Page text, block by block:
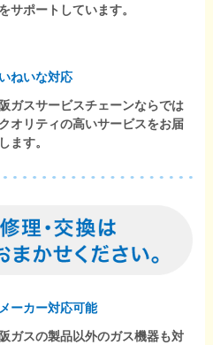
サポートしています。
ねいな対応
ガスサービスチェーンならでは
オリティの高いサービスをお届
ます。
ーカー対応可能
ガスの製品以外のガス機器も対